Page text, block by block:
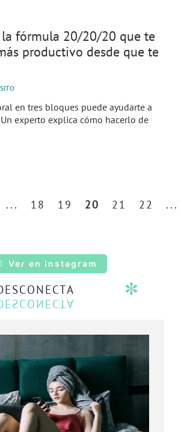
fórmula 20/20/20 que te
productivo desde que te
en tres bloques puede ayudarte a
experto explica cómo hacerlo de
... 18 19 20 21 22 ...
Ver en Instagram